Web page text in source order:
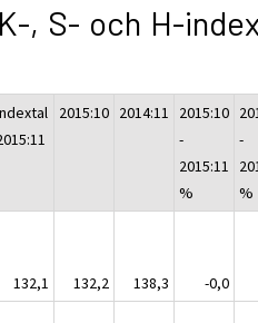
, S- och H-
2015:10 2014:11
2015:10
-
2015:11
%
-
%
132,1 132,2 138,3 -0,0